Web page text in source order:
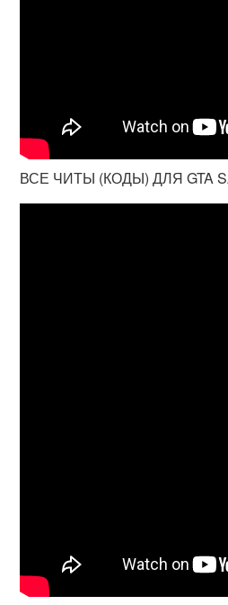
ВСЕ ЧИТЫ (КОДЫ) ДЛЯ GTA